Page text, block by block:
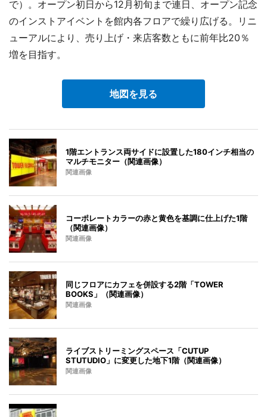
で）。オープン初日から12月初旬まで連日、オープン記念
のインストアイベントを館内各フロアで繰り広げる。リニ
ューアルにより、売り上げ・来店客数ともに前年比20％
増を目指す。
地図を見る
1階エントランス両サイドに設置した180インチ相当の
マルチモニター（関連画像）
関連画像
コーポレートカラーの赤と黄色を基調に仕上げた1階
（関連画像）
関連画像
同じフロアにカフェを併設する2階「TOWER
BOOKS」（関連画像）
関連画像
ライブストリーミングスペース「CUTUP
STUTUDIO」に変更した地下1階（関連画像）
関連画像